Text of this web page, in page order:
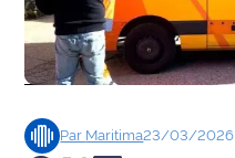
Sports
Société
Culture
Par Maritima23/03/2026